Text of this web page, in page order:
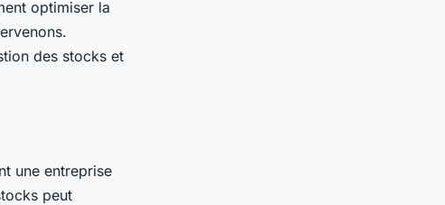
optimiser la
des stocks et
une entreprise
peut